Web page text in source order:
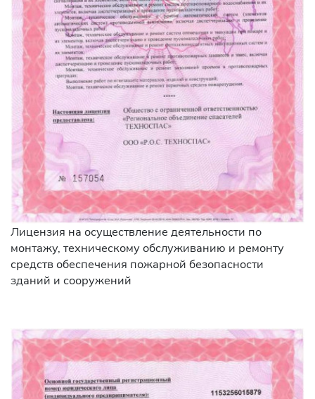
Лицензия на осуществление деятельности по
монтажу, техническому обслуживанию и ремонту
средств обеспечения пожарной безопасности
зданий и сооружений